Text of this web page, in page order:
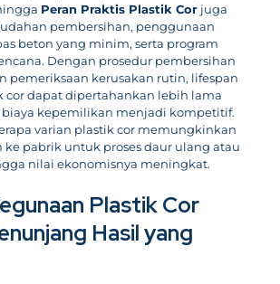
Peran Praktis Plastik Cor juga
pembersihan, penggunaan
beton yang minim, serta program
Dengan prosedur pembersihan
pemeriksaan kerusakan rutin, lifespan
cor dapat dipertahankan lebih lama
kepemilikan menjadi kompetitif.
varian plastik cor memungkinkan
pabrik untuk proses daur ulang atau
nilai ekonomisnya meningkat.
Plastik Cor
Hasil yang